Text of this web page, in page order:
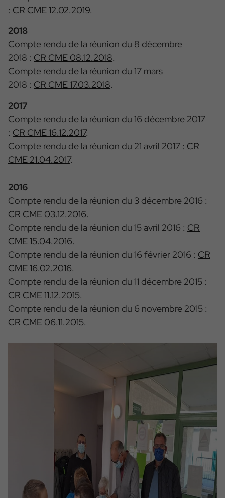
: CR CME 12.02.2019.
2018
Compte rendu de la réunion du 8 décembre
2018 : CR CME 08.12.2018.
Compte rendu de la réunion du 17 mars
2018 : CR CME 17.03.2018.
2017
Compte rendu de la réunion du 16 décembre 2017
: CR CME 16.12.2017.
Compte rendu de la réunion du 21 avril 2017 : CR
CME 21.04.2017.
2016
Compte rendu de la réunion du 3 décembre 2016 :
CR CME 03.12.2016.
Compte rendu de la réunion du 15 avril 2016 : CR
CME 15.04.2016.
Compte rendu de la réunion du 16 février 2016 : CR
CME 16.02.2016.
Compte rendu de la réunion du 11 décembre 2015 :
CR CME 11.12.2015.
Compte rendu de la réunion du 6 novembre 2015 :
CR CME 06.11.2015.